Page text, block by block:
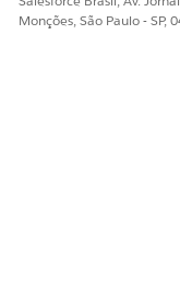
automatizado.
Monções, São Paulo - SP,